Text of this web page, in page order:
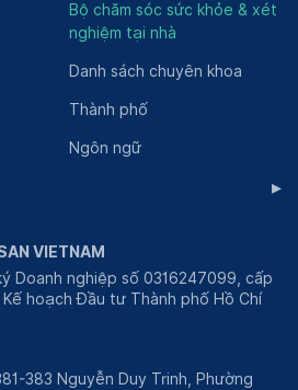
Bộ chăm sóc sức khỏe & xét
nghiệm tại nhà
Danh sách chuyên khoa
Thành phố
Ngôn ngữ
▸
VIETNAM
Doanh nghiệp số 0316247099, cấp
hoạch Đầu tư Thành phố Hồ Chí
383 Nguyễn Duy Trinh, Phường